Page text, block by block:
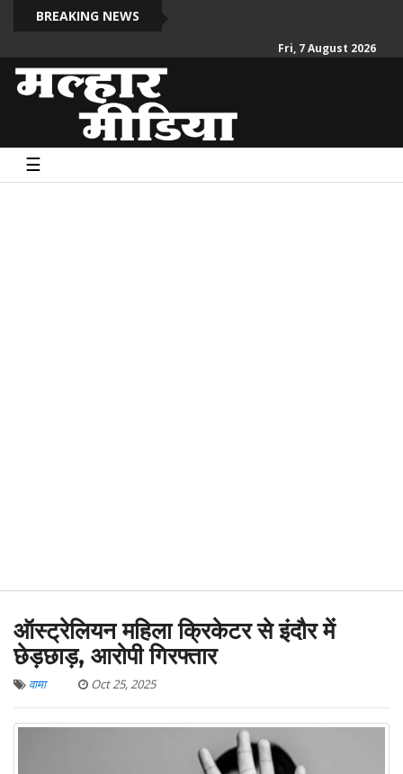
BREAKING NEWS
Fri, 7 August 2026
☰
ऑस्ट्रेलियन महिला क्रिकेटर से इंदौर में
छेड़छाड़, आरोपी गिरफ्तार
वामा Oct 25, 2025